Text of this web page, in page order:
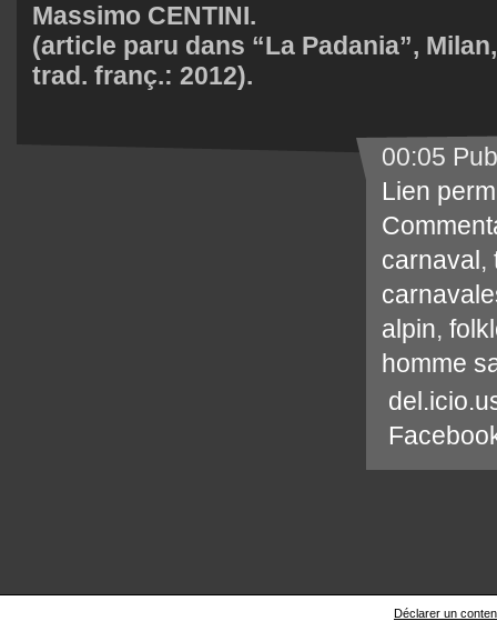
Massimo CENTINI.
(article paru dans “La Padania”,
trad. franç.: 2012).
00:05
Lien
carnaval,
alpin,
homme
Déclarer un